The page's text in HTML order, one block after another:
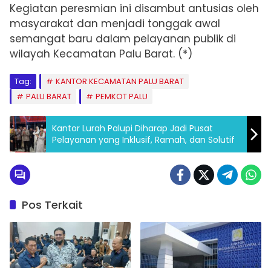
Kegiatan peresmian ini disambut antusias oleh
masyarakat dan menjadi tonggak awal
semangat baru dalam pelayanan publik di
wilayah Kecamatan Palu Barat. (*)
Tag:
KANTOR KECAMATAN PALU BARAT
PALU BARAT
PEMKOT PALU
Kantor Lurah Palupi Diharap Jadi Pusat
Pelayanan yang Inklusif, Ramah, dan Solutif
Pos Terkait